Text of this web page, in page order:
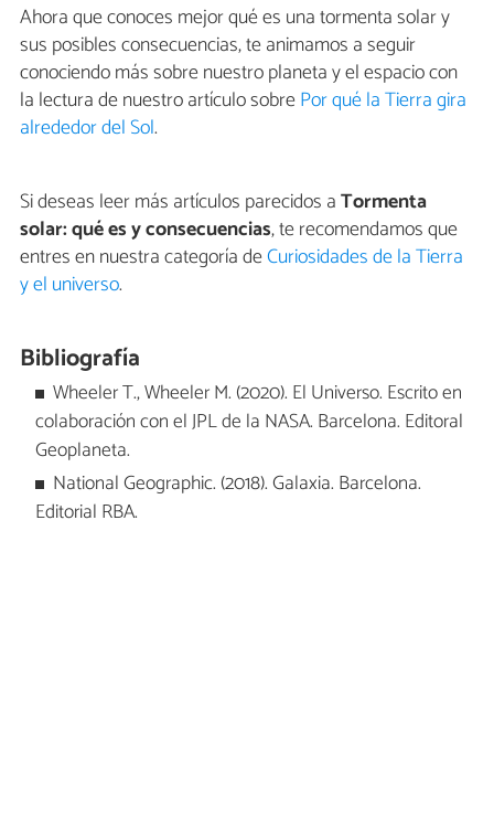
Ahora que conoces mejor qué es una tormenta solar y
sus posibles consecuencias, te animamos a seguir
conociendo más sobre nuestro planeta y el espacio con
la lectura de nuestro artículo sobrePor qué la Tierra gira
alrededor del Sol.
Si deseas leer más artículos parecidos aTormenta
solar: qué es y consecuencias, te recomendamos que
entres en nuestra categoría deCuriosidades de la Tierra
y el universo.
Bibliografía
Wheeler T., Wheeler M. (2020). El Universo. Escrito en
colaboración con el JPL de la NASA. Barcelona. Editoral
Geoplaneta.
National Geographic. (2018). Galaxia. Barcelona.
Editorial RBA.